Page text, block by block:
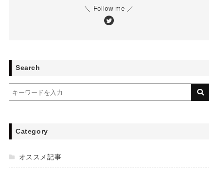
＼ Follow me ／
Search
Category
オススメ記事